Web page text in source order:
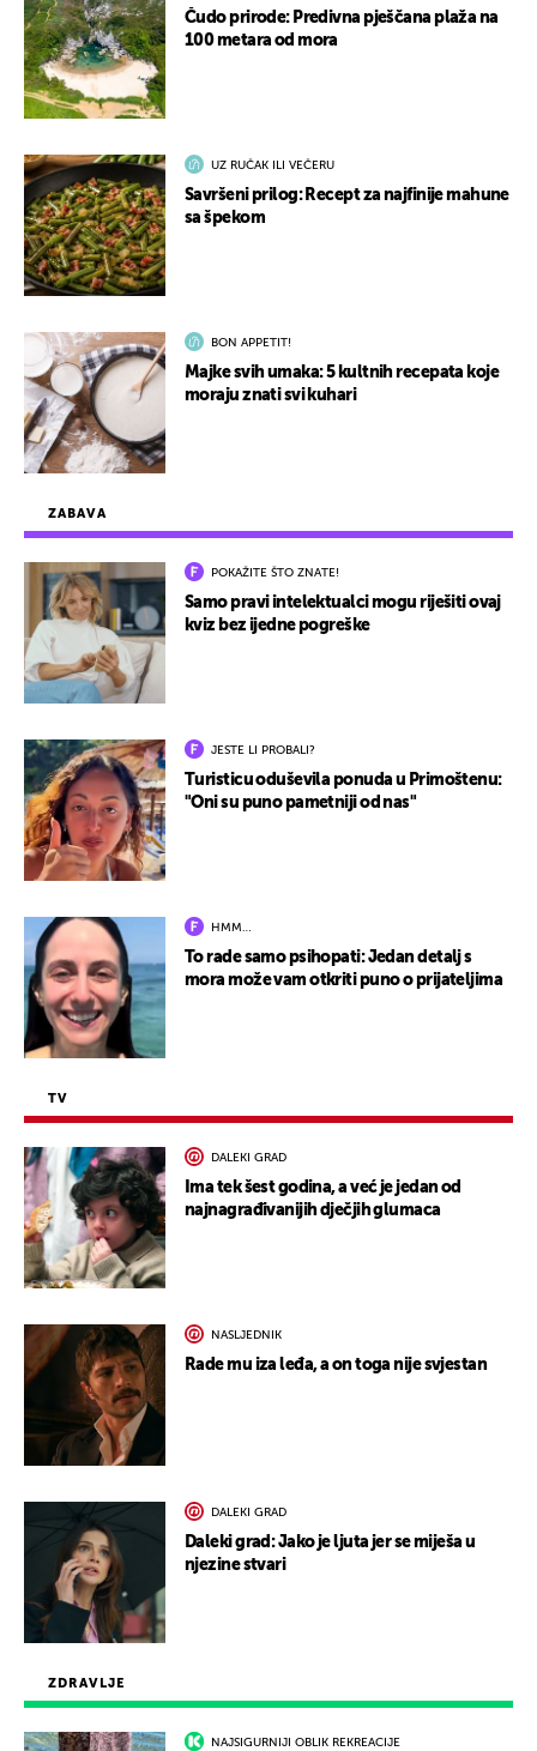
ZDRAVLJE
NAJSIGURNIJI OBLIK REKREACIJE
ZABAVA
POKAŽITE ŠTO ZNATE!
Samo pravi intelektualci mogu riješiti ovaj
kviz bez ijedne pogreške
JESTE LI PROBALI?
Turisticu oduševila ponuda u Primoštenu:
"Oni su puno pametniji od nas"
HMM…
To rade samo psihopati: Jedan detalj s
mora može vam otkriti puno o prijateljima
TV
DALEKI GRAD
Ima tek šest godina, a već je jedan od
najnagrađivanijih dječjih glumaca
NASLJEDNIK
Rade mu iza leđa, a on toga nije svjestan
DALEKI GRAD
Daleki grad: Jako je ljuta jer se miješa u
njezine stvari
Čudo prirode: Predivna pješčana plaža na
100 metara od mora
UZ RUČAK ILI VEČERU
Savršeni prilog: Recept za najfinije mahune
sa špekom
BON APPETIT!
Majke svih umaka: 5 kultnih recepata koje
moraju znati svi kuhari